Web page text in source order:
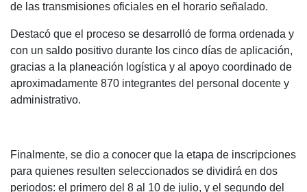
de las transmisiones oficiales en el horario señalado.
Destacó que el proceso se desarrolló de forma ordenada y
con un saldo positivo durante los cinco días de aplicación,
gracias a la planeación logística y al apoyo coordinado de
aproximadamente 870 integrantes del personal docente y
administrativo.
Finalmente, se dio a conocer que la etapa de inscripciones
para quienes resulten seleccionados se dividirá en dos
periodos: el primero del 8 al 10 de julio, y el segundo del